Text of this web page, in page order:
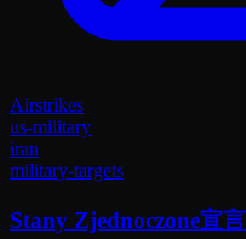
Airstrikes
us-military
iran
military-targets
Stany Zjednoczone宣